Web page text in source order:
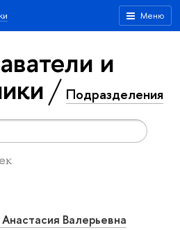
Меню
и
Подразделения
Валерьевна